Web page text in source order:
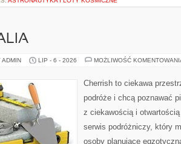
ADMIN LIP - 6 - 2026 MOŻLIWOŚĆ
Cherrish to ciekawa
podróże i chcą poznawać
z ciekawością i
serwis podróżniczy, który
osoby planujące